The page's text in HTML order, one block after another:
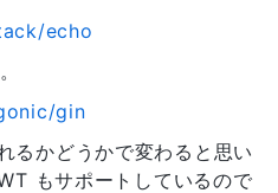
echo
gin
るかどうかで変わると思い
もサポートしているので